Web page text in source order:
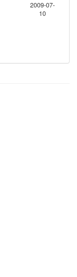
2009-07-
10